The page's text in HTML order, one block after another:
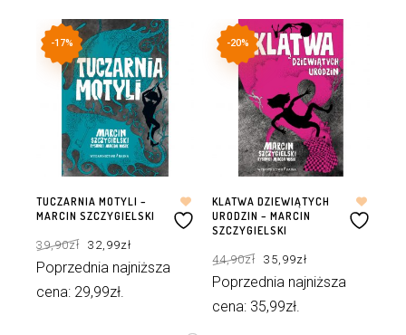
-17%
TUCZARNIA MOTYLI –
MARCIN SZCZYGIELSKI
39,90zł cena
wynosiła:
39,90zł.
32,99złcena
32,99zł.
Poprzednia najniższa
cena: 29,99zł.
-20%
KLATWA DZIEWIĄTYCH
URODZIN – MARCIN
SZCZYGIELSKI
44,90zł cena
wynosiła:
44,90zł.
35,99złcena
35,99zł.
Poprzednia najniższa
cena: 35,99zł.